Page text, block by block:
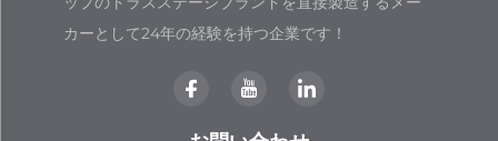
カーとして24年の経験を持つ企業です！